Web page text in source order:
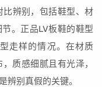
比辨别，包括鞋型、材
。正品LV板鞋的鞋型
走样的情况。在材质
质感细腻且有光泽，
辨别真假的关键。